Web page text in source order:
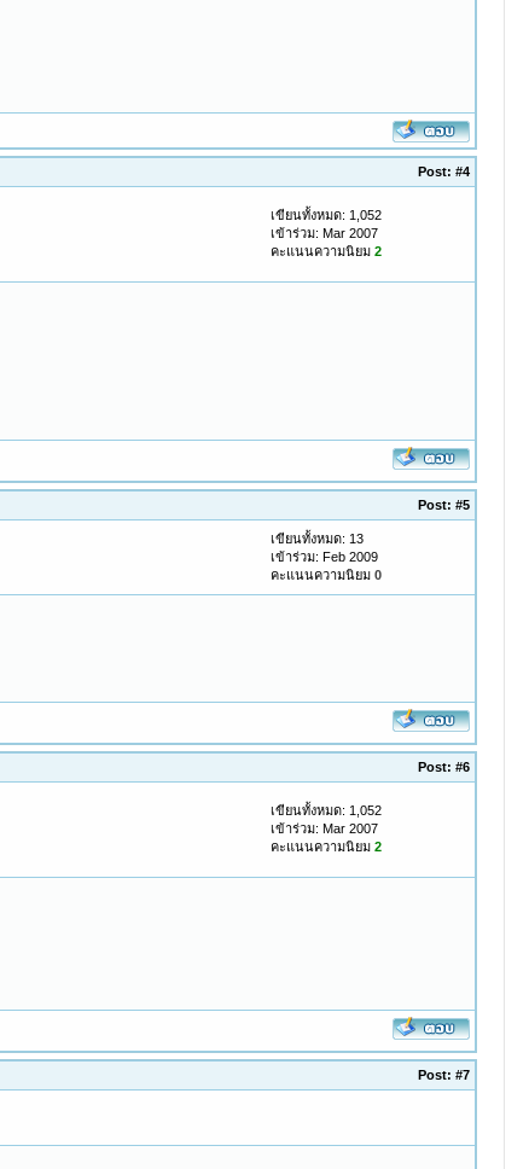
Post:#4
เขียนทั้งหมด: 1,052
เข้าร่วม: Mar 2007
คะแนนความนิยม2
Post:#5
เขียนทั้งหมด: 13
เข้าร่วม: Feb 2009
คะแนนความนิยม0
Post:#6
เขียนทั้งหมด: 1,052
เข้าร่วม: Mar 2007
คะแนนความนิยม2
Post:#7